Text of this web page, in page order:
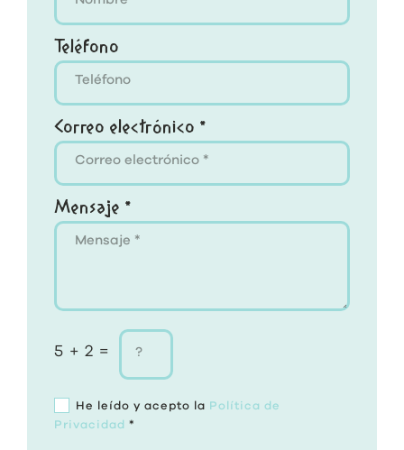
Teléfono
Correo electrónico *
Mensaje *
5 + 2 =
He leído y acepto la Política de
Privacidad *